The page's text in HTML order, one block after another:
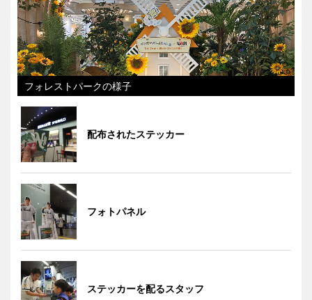
フォレストパークの様子
配布されたステッカー
フォトパネル
ステッカーを配るスタッフ